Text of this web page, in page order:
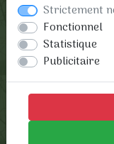
Strictement
Fonctionnel
Statistique
Publicitaire
SIÈGE SOCIAL
69 RUE SAINT LAZARE
60800 CREPY-EN-
03 44 39 62 59